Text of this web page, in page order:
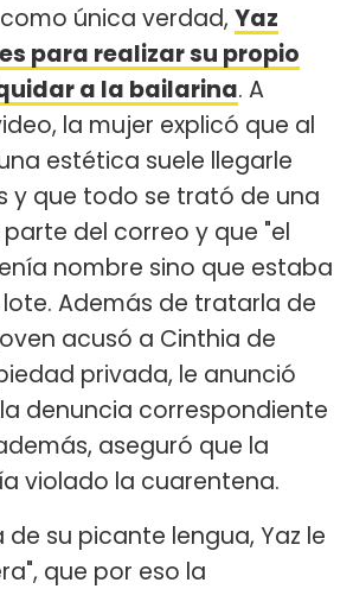
única verdad, Yaz
para realizar su propio
a la bailarina. A
la mujer explicó que al
estética suele llegarle
y que todo se trató de una
del correo y que "el
nombre sino que estaba
Además de tratarla de
acusó a Cinthia de
privada, le anunció
denuncia correspondiente
aseguró que la
violado la cuarentena.
su picante lengua, Yaz le
que por eso la